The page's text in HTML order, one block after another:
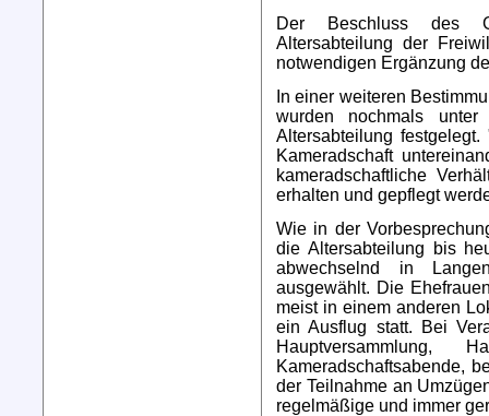
Der Beschluss des
Altersabteilung der
notwendigen Ergänzung
In einer weiteren
wurden nochmals
Altersabteilung
Kameradschaft
kameradschaftliche
erhalten und gepflegt
Wie in der
die Altersabteilung bis
abwechselnd in
ausgewählt. Die
meist in einem anderen
ein Ausflug statt. Bei
Hauptversammlung,
Kameradschaftsabende,
der Teilnahme an
regelmäßige und immer